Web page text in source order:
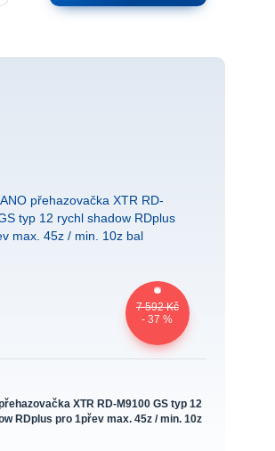
7 592 Kč
- 37 %
XTR RD-M9100 GS typ 12
RDplus pro 1přev max. 45z / min. 10z